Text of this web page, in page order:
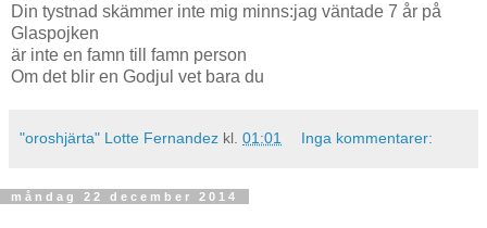
Din tystnad skämmer inte mig minns:jag väntade 7 år på
Glaspojken
är inte en famn till famn person
Om det blir en Godjul vet bara du
"oroshjärta" Lotte Fernandez kl. 01:01 Inga kommentarer:
måndag 22 december 2014